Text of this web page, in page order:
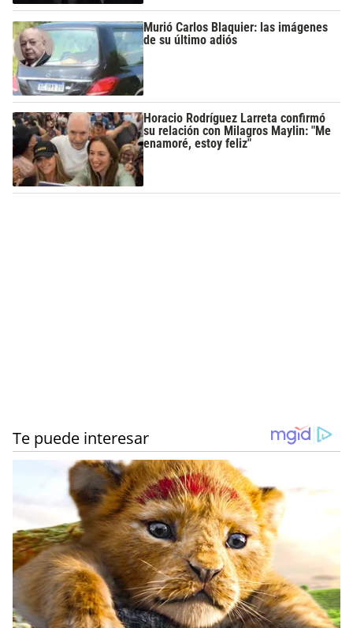
Murió Carlos Blaquier: las imágenes
de su último adiós
Horacio Rodríguez Larreta confirmó
su relación con Milagros Maylin: "Me
enamoré, estoy feliz"